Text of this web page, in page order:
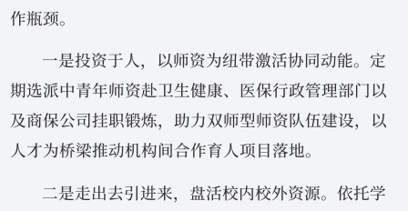
作瓶颈。
一是投资于人，以师资为纽带激活协同动能。定
期选派中青年师资赴卫生健康、医保行政管理部门以
及商保公司挂职锻炼，助力双师型师资队伍建设，以
人才为桥梁推动机构间合作育人项目落地。
二是走出去引进来，盘活校内校外资源。依托学